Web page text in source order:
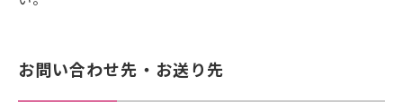
お問い合わせ先・お送り先